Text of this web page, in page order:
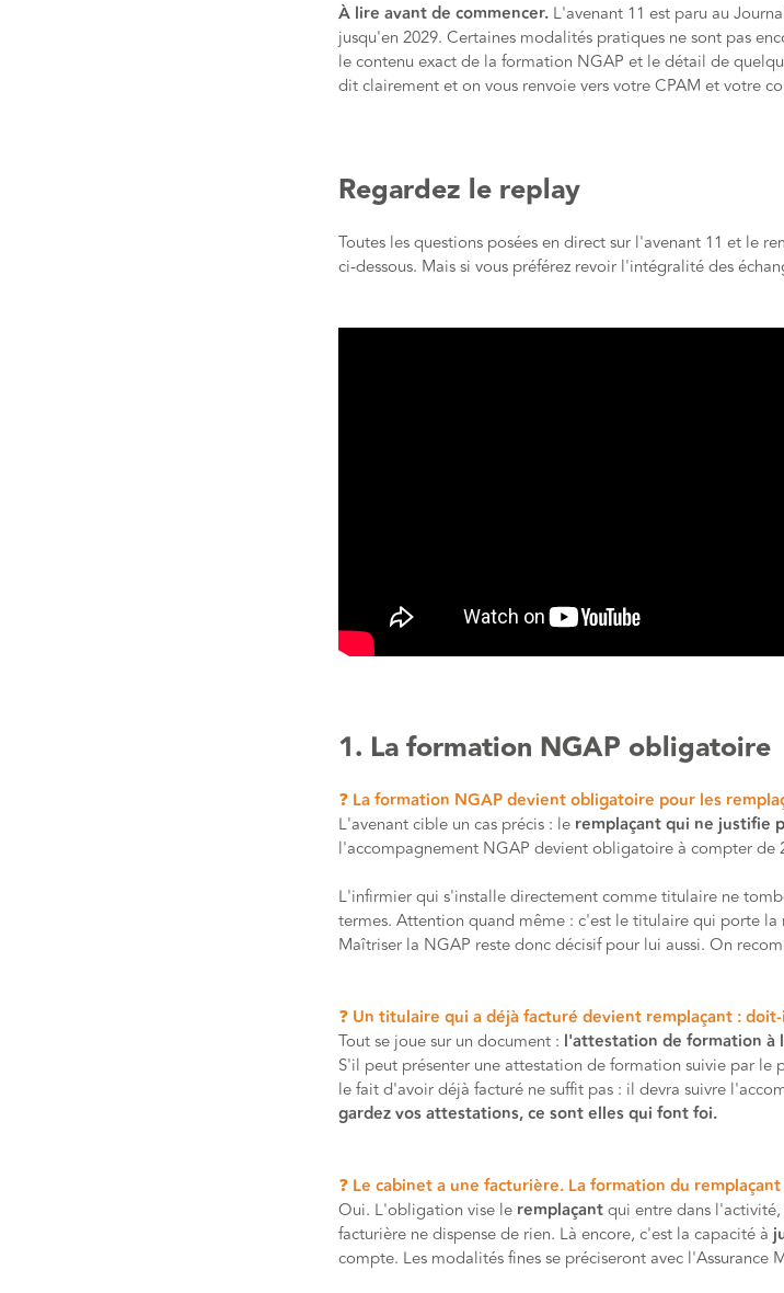
À lire avant de commencer. L'avenant 11 est paru au
jusqu'en 2029. Certaines modalités pratiques ne sont pas
le contenu exact de la formation NGAP et le détail de
dit clairement et on vous renvoie vers votre CPAM et votre
Regardez le replay
Toutes les questions posées en direct sur l'avenant 11 et le
ci-dessous. Mais si vous préférez revoir l'intégralité des
1. La formation NGAP obligatoire
❓ La formation NGAP devient obligatoire pour les
L'avenant cible un cas précis : le remplaçant qui ne justifie
l'accompagnement NGAP devient obligatoire à compter de
L'infirmier qui s'installe directement comme titulaire ne
termes. Attention quand même : c'est le titulaire qui porte
Maîtriser la NGAP reste donc décisif pour lui aussi. On
❓ Un titulaire qui a déjà facturé devient remplaçant :
Tout se joue sur un document : l'attestation de formation à
S'il peut présenter une attestation de formation suivie par le
le fait d'avoir déjà facturé ne suffit pas : il devra suivre
gardez vos attestations, ce sont elles qui font foi.
❓ Le cabinet a une facturière. La formation du
Oui. L'obligation vise le remplaçantqui entre dans
facturière ne dispense de rien. Là encore, c'est la capacité à
compte. Les modalités fines se préciseront avec l'Assurance